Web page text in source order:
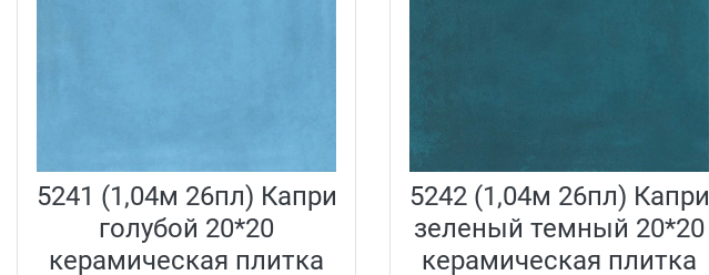
5241 (1,04м 26пл) Капри
голубой 20*20
керамическая плитка
5242 (1,04м 26пл) Капри
зеленый темный 20*20
керамическая плитка